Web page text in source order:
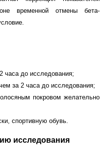
временной отмены бета-
часа до исследования;
за 2 часа до исследования;
покровом желательно
спортивную обувь.
исследования